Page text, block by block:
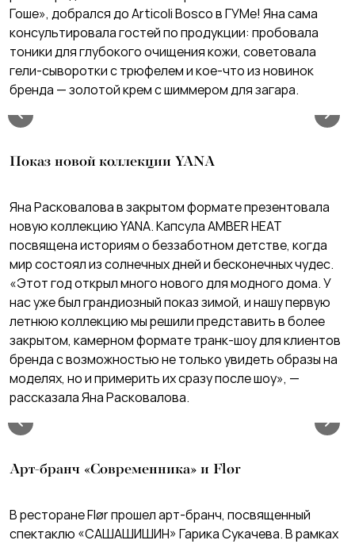
Гоше», добрался до Articoli Bosco в ГУМе! Яна сама
консультировала гостей по продукции: пробовала
тоники для глубокого очищения кожи, советовала
гели-сыворотки с трюфелем и кое-что из новинок
бренда — золотой крем с шиммером для загара.
Показ новой коллекции YANA
Яна Расковалова в закрытом формате презентовала
новую коллекцию YANA. Капсула AMBER HEAT
посвящена историям о беззаботном детстве, когда
мир состоял из солнечных дней и бесконечных чудес.
«Этот год открыл много нового для модного дома. У
нас уже был грандиозный показ зимой, и нашу первую
летнюю коллекцию мы решили представить в более
закрытом, камерном формате транк-шоу для клиентов
бренда с возможностью не только увидеть образы на
моделях, но и примерить их сразу после шоу», —
рассказала Яна Расковалова.
Арт-бранч «Современника» и Flør
В ресторане Flør прошел арт-бранч, посвященный
спектаклю «САШАШИШИН» Гарика Сукачева. В рамках